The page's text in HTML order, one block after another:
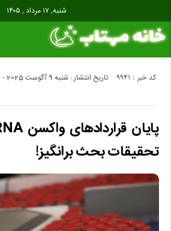
شنبه, ۱۷ مرداد , ۱۴۰۵
تاریخ انتشار : شنبه 9 آگوست 2025 - 20:51 کد خبر : 9941
تحقیقات بحث برانگیز!